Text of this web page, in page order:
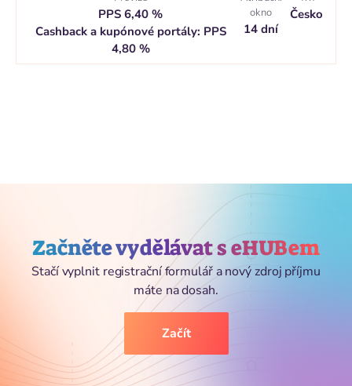
PPS 6,40 %
Cashback a kupónové portály: PPS
4,80 %
okno
14 dní
Česko
Začněte vydělávat s eHUBem
Stačí vyplnit registrační formulář a nový zdroj příjmu
máte na dosah.
Začít